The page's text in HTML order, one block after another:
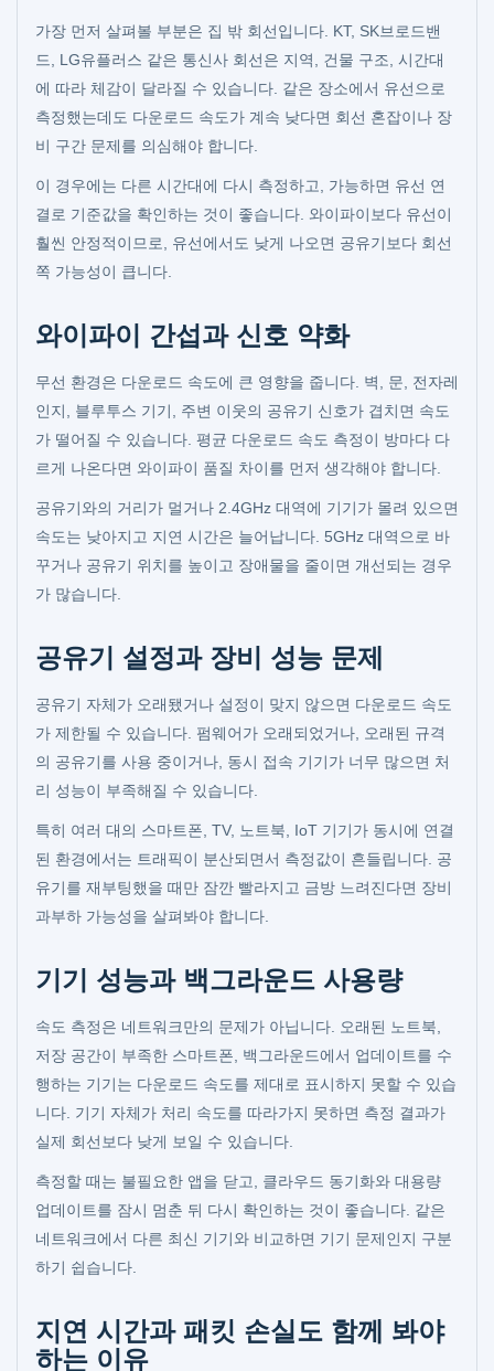
가장 먼저 살펴볼 부분은 집 밖 회선입니다. KT, SK브로드밴
드, LG유플러스 같은 통신사 회선은 지역, 건물 구조, 시간대
에 따라 체감이 달라질 수 있습니다. 같은 장소에서 유선으로
측정했는데도 다운로드 속도가 계속 낮다면 회선 혼잡이나 장
비 구간 문제를 의심해야 합니다.
이 경우에는 다른 시간대에 다시 측정하고, 가능하면 유선 연
결로 기준값을 확인하는 것이 좋습니다. 와이파이보다 유선이
훨씬 안정적이므로, 유선에서도 낮게 나오면 공유기보다 회선
쪽 가능성이 큽니다.
와이파이 간섭과 신호 약화
무선 환경은 다운로드 속도에 큰 영향을 줍니다. 벽, 문, 전자레
인지, 블루투스 기기, 주변 이웃의 공유기 신호가 겹치면 속도
가 떨어질 수 있습니다. 평균 다운로드 속도 측정이 방마다 다
르게 나온다면 와이파이 품질 차이를 먼저 생각해야 합니다.
공유기와의 거리가 멀거나 2.4GHz 대역에 기기가 몰려 있으면
속도는 낮아지고 지연 시간은 늘어납니다. 5GHz 대역으로 바
꾸거나 공유기 위치를 높이고 장애물을 줄이면 개선되는 경우
가 많습니다.
공유기 설정과 장비 성능 문제
공유기 자체가 오래됐거나 설정이 맞지 않으면 다운로드 속도
가 제한될 수 있습니다. 펌웨어가 오래되었거나, 오래된 규격
의 공유기를 사용 중이거나, 동시 접속 기기가 너무 많으면 처
리 성능이 부족해질 수 있습니다.
특히 여러 대의 스마트폰, TV, 노트북, IoT 기기가 동시에 연결
된 환경에서는 트래픽이 분산되면서 측정값이 흔들립니다. 공
유기를 재부팅했을 때만 잠깐 빨라지고 금방 느려진다면 장비
과부하 가능성을 살펴봐야 합니다.
기기 성능과 백그라운드 사용량
속도 측정은 네트워크만의 문제가 아닙니다. 오래된 노트북,
저장 공간이 부족한 스마트폰, 백그라운드에서 업데이트를 수
행하는 기기는 다운로드 속도를 제대로 표시하지 못할 수 있습
니다. 기기 자체가 처리 속도를 따라가지 못하면 측정 결과가
실제 회선보다 낮게 보일 수 있습니다.
측정할 때는 불필요한 앱을 닫고, 클라우드 동기화와 대용량
업데이트를 잠시 멈춘 뒤 다시 확인하는 것이 좋습니다. 같은
네트워크에서 다른 최신 기기와 비교하면 기기 문제인지 구분
하기 쉽습니다.
지연 시간과 패킷 손실도 함께 봐야
하는 이유